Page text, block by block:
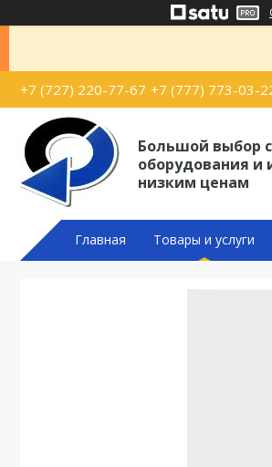
+7 (727) 220-77-67 +7 (777) 773-03-
Большой выбор
оборудования и
низким ценам
Главная Товары и услуги